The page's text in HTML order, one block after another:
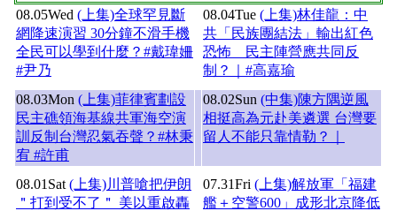
08.05Wed (上集)全球罕見斷
網降速演習 30分鐘不滑手機
全民可以學到什麼？#戴瑋姍
#尹乃
08.04Tue (上集)林佳龍：中
共「民族團結法」輸出紅色
恐怖 民主陣營應共同反
制？｜#高嘉瑜
08.03Mon (上集)菲律賓劃設
民主礁領海基線共軍海空演
訓反制台灣忍氣吞聲？#林秉
宥 #許甫
08.02Sun (中集)陳方隅逆風
相挺高為元赴美遴選 台灣要
留人不能只靠情勒？｜
08.01 Sat (上集)川普嗆把伊朗
＂打到受不了＂ 美以重啟轟
07.31Fri (上集)解放軍「福建
艦＋空警600」成形北京降低